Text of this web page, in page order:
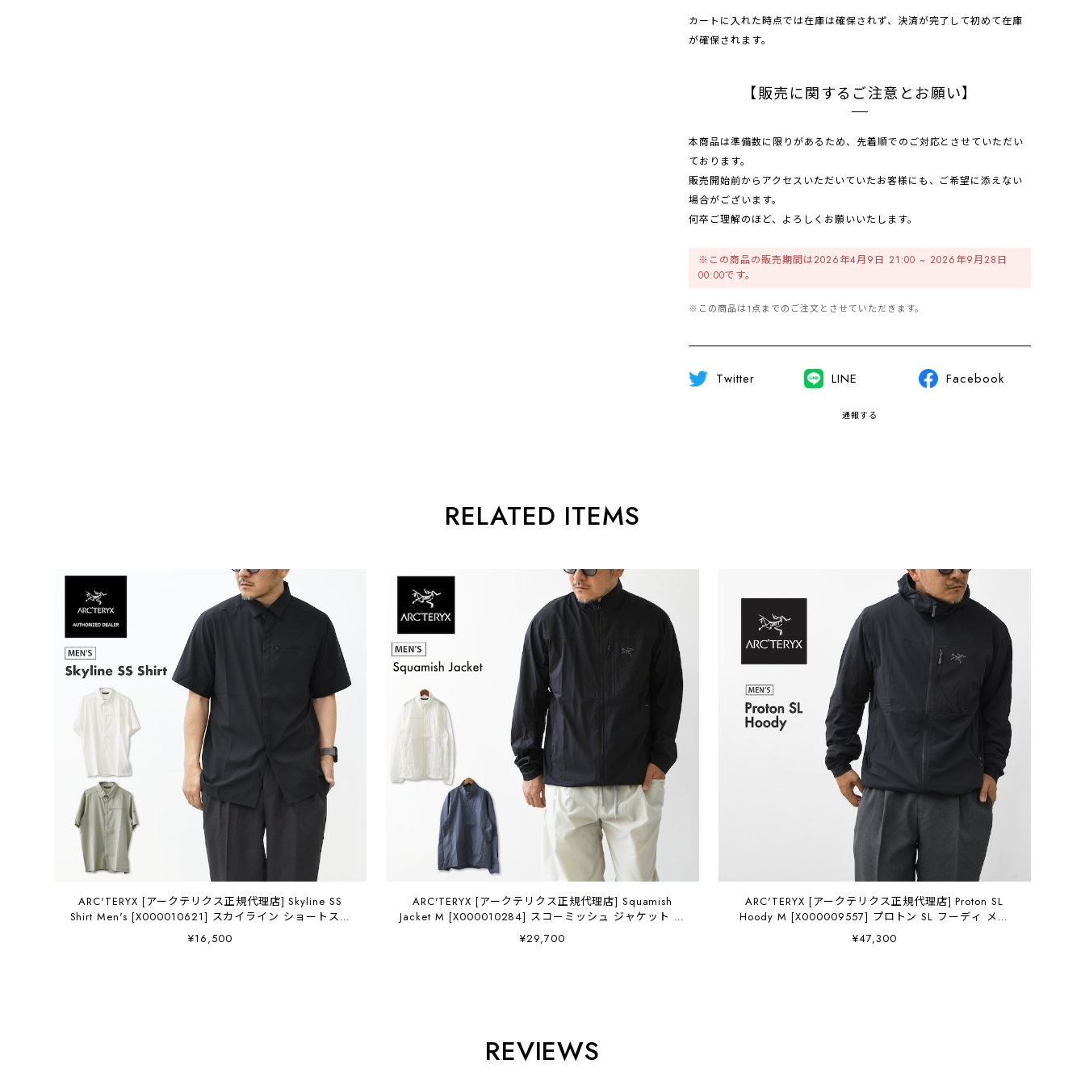
カートに入れた時点では在庫は確保されず、決済が完了して初めて在庫
が確保されます。
【販売に関するご注意とお願い】
本商品は準備数に限りがあるため、先着順でのご対応とさせていただい
ております。
販売開始前からアクセスいただいていたお客様にも、ご希望に添えない
場合がございます。
何卒ご理解のほど、よろしくお願いいたします。
※この商品の販売期間は2026年4月9日 21:00 ~ 2026年9月28日
00:00です。
※この商品は1点までのご注文とさせていただきます。
Twitter LINE Facebook
通報する
RELATED ITEMS
ARC'TERYX [アークテリクス正規代理店] Skyline SS
Shirt Men's [X000010621] スカイライン ショートスリ
ーブ シャツ メンズ・半袖・ハイキング・アウトドア・
軽量・速乾・MEN'S [2026SS]
¥16,500
ARC'TERYX [アークテリクス正規代理店] Squamish
Jacket M [X000010284] スコーミッシュ ジャケット メ
ンズ・ウインドシェルジャケット・防風性・通気性・
MEN'S [2026SS]
¥29,700
ARC'TERYX [アークテリクス正規代理店] Proton SL
Hoody M [X000009557] プロトン SL フーディ メン
ズ・クライミング・軽量・通気性・耐久性・MEN'S
[2026SS]
¥47,300
REVIEWS